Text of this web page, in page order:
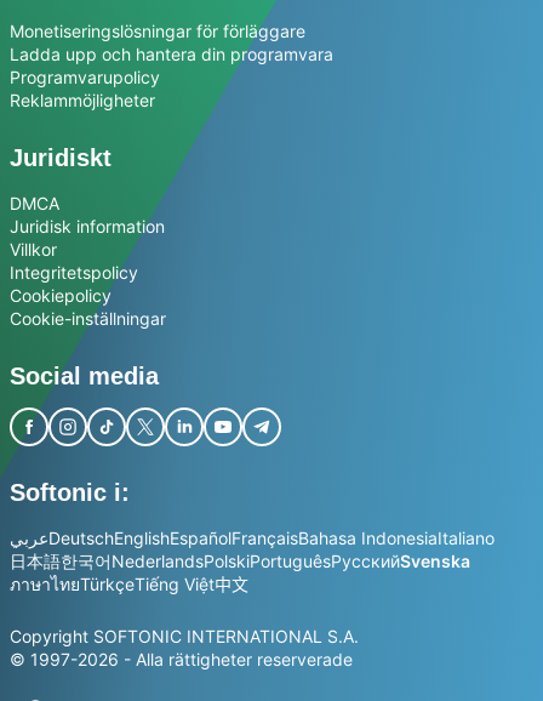
Monetiseringslösningar för förläggare
Ladda upp och hantera din programvara
Programvarupolicy
Reklammöjligheter
Juridiskt
DMCA
Juridisk information
Villkor
Integritetspolicy
Cookiepolicy
Cookie-inställningar
Social media
Softonic i:
عربيDeutschEnglishEspañolFrançaisBahasa IndonesiaItaliano
日本語한국어NederlandsPolskiPortuguêsРусскийSvenska
ภาษาไทยTürkçeTiếng Việt中文
Copyright SOFTONIC INTERNATIONAL S.A.
© 1997-2026 - Alla rättigheter reserverade